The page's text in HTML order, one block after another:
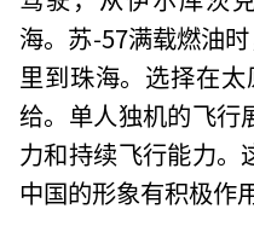
海。苏-57满载燃油
里到珠海。选择在
给。单人独机的飞行
力和持续飞行能力。
中国的形象有积极作用